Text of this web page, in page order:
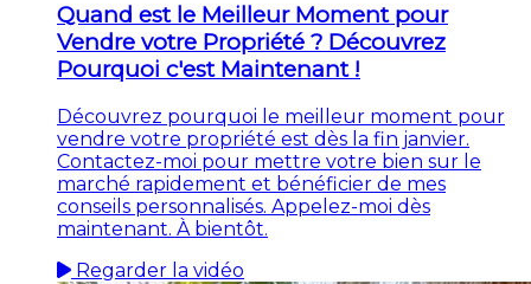
Quand est le Meilleur Moment pour
Vendre votre Propriété ? Découvrez
Pourquoi c'est Maintenant !
Découvrez pourquoi le meilleur moment pour
vendre votre propriété est dès la fin janvier.
Contactez-moi pour mettre votre bien sur le
marché rapidement et bénéficier de mes
conseils personnalisés. Appelez-moi dès
maintenant. À bientôt.
Regarder la vidéo